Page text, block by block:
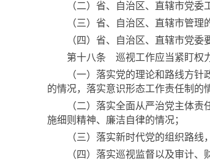
（二）省、自治区、直辖市党委工
（三）省、自治区、直辖市管理的
（四）省、自治区、直辖市党委要
第十八条 巡视工作应当紧盯权力
（一）落实党的理论和路线方针政
的情况，落实意识形态工作责任制的
（二）落实全面从严治党主体责任
施细则精神、廉洁自律的情况；
（三）落实新时代党的组织路线，
（四）落实巡视监督以及审计、财